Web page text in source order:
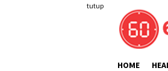
tutup
HOME